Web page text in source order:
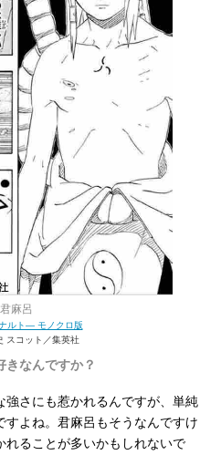
君麻呂
ルト― モノクロ版
スコット／集英社
なんですか？
強さにも惹かれるんですが、単純
よね。君麻呂もそうなんですけ
れることが多いかもしれないで